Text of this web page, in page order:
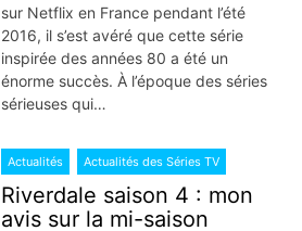
sur Netflix en France pendant l’été
2016, il s’est avéré que cette série
inspirée des années 80 a été un
énorme succès. À l’époque des séries
sérieuses qui…
Actualités Actualités des Séries TV
Riverdale saison 4 : mon
avis sur la mi-saison